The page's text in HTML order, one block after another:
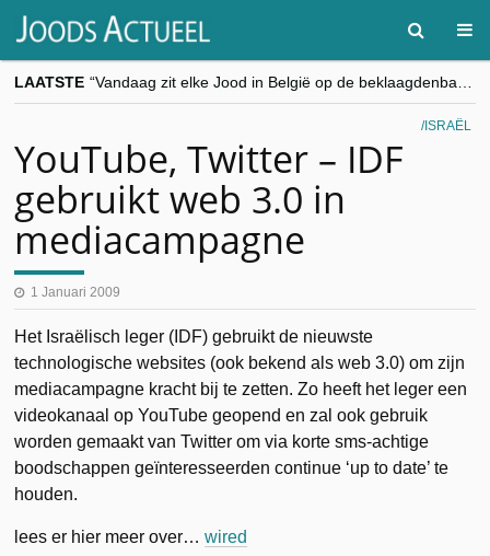
LAATSTE
goKosher lanceert nieuwe website en samenwerking met Mishpacha voor kosher travel en simchas wereldwijd
Religieuze besnijdenis en toekomst van Joods leven centraal tijdens conferentie in Brussel
ISRAËL
YouTube, Twitter – IDF
gebruikt web 3.0 in
mediacampagne
1 Januari 2009
Het Israëlisch leger (IDF) gebruikt de nieuwste
technologische websites (ook bekend als web 3.0) om zijn
mediacampagne kracht bij te zetten. Zo heeft het leger een
videokanaal op YouTube geopend en zal ook gebruik
worden gemaakt van Twitter om via korte sms-achtige
boodschappen geïnteresseerden continue ‘up to date’ te
houden.
lees er hier meer over…wired